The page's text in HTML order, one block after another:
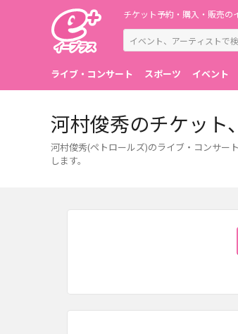
チケット予約・購入・販売の
ライブ・コンサート スポーツ イベント
河村俊秀のチケット
河村俊秀(ペトロールズ)のライブ・コンサー
します。